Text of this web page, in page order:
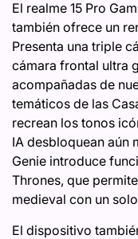
El realme 15 Pro
también ofrece un
Presenta una triple
cámara frontal ultra
acompañadas de
temáticos de las
recrean los tonos
IA desbloquean aún
Genie introduce
Thrones, que
medieval con un
El dispositivo